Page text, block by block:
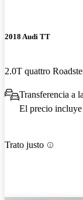
2018 Audi TT
2.0T quattro
Transferencia a
El precio
Trato justo